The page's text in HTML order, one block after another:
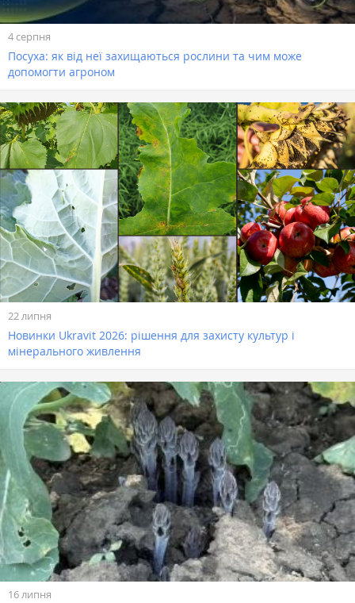
4 серпня
Посуха: як від неї захищаються рослини та чим може
допомогти агроном
22 липня
Новинки Ukravit 2026: рішення для захисту культур і
мінерального живлення
16 липня